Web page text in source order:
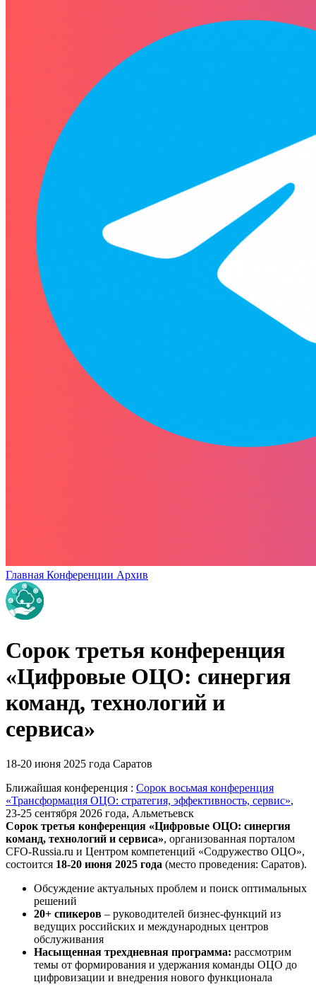
Главная Конференции Архив
Сорок третья конференция
«Цифровые ОЦО: синергия
команд, технологий и
сервиса»
18-20 июня 2025 года Саратов
Ближайшая конференция : Сорок восьмая конференция
«Трансформация ОЦО: стратегия, эффективность, сервис»,
23-25 сентября 2026 года, Альметьевск
Сорок третья конференция «Цифровые ОЦО: синергия
команд, технологий и сервиса», организованная порталом
CFO-Russia.ru и Центром компетенций «Содружество ОЦО»,
состоится 18-20 июня 2025 года (место проведения: Саратов).
Обсуждение актуальных проблем и поиск оптимальных
решений
20+ спикеров – руководителей бизнес-функций из
ведущих российских и международных центров
обслуживания
Насыщенная трехдневная программа: рассмотрим
темы от формирования и удержания команды ОЦО до
цифровизации и внедрения нового функционала